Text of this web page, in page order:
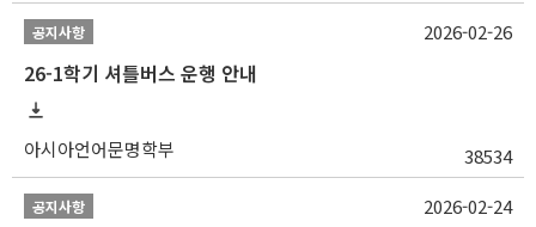
공지사항
26-1학기 셔틀버스 운행 안내
아시아언어문명학부 38534
2026-02-26
공지사항 2026-02-24